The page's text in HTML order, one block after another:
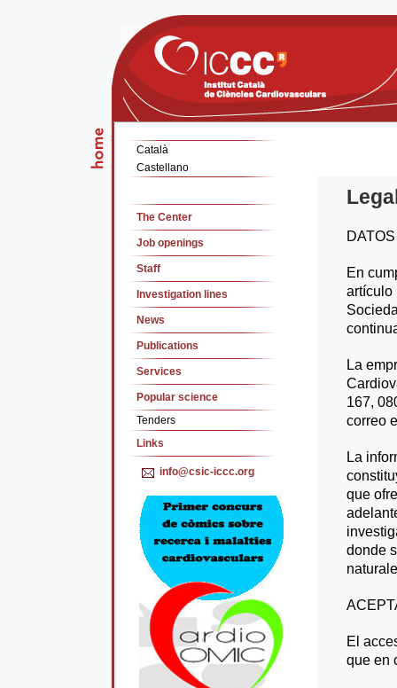
Català
Castellano
The Center
Job openings
Staff
Investigation lines
News
Publications
Services
Popular science
Tenders
Links
info@csic-iccc.org
En
artículo
La
167,
correo
La
que
donde
El
que en